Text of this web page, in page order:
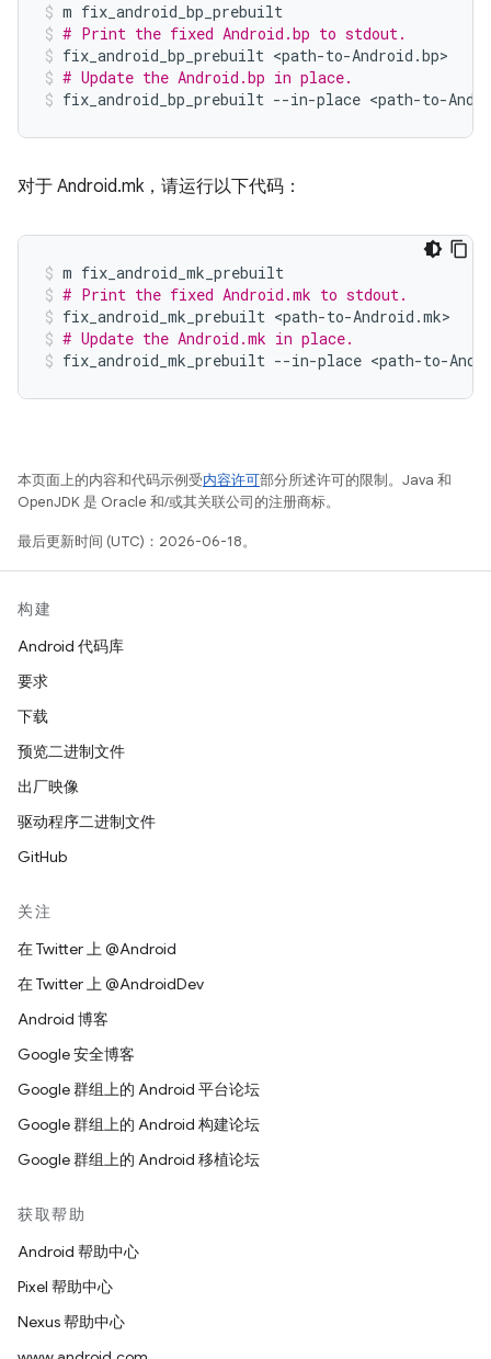
m fix_android_bp_prebuilt
# Print the fixed Android.bp to stdout.
fix_android_bp_prebuilt <path-to-Android.bp>
# Update the Android.bp in place.
fix_android_bp_prebuilt --in-place <path-to-
对于 Android.mk，请运行以下代码：
m fix_android_mk_prebuilt
# Print the fixed Android.mk to stdout.
fix_android_mk_prebuilt <path-to-Android.mk>
# Update the Android.mk in place.
fix_android_mk_prebuilt --in-place <path-to-
本页面上的内容和代码示例受内容许可部分所述许可的限制。Java 和
OpenJDK 是 Oracle 和/或其关联公司的注册商标。
最后更新时间 (UTC)：2026-06-18。
构建
Android 代码库
要求
下载
预览二进制文件
出厂映像
驱动程序二进制文件
GitHub
关注
在 Twitter 上 @Android
在 Twitter 上 @AndroidDev
Android 博客
Google 安全博客
Google 群组上的 Android 平台论坛
Google 群组上的 Android 构建论坛
Google 群组上的 Android 移植论坛
获取帮助
Android 帮助中心
Pixel 帮助中心
Nexus 帮助中心